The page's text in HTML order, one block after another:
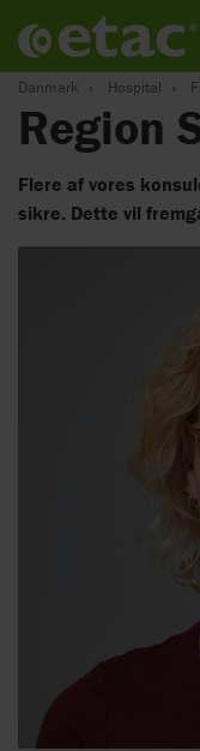
Danmark Hospital
Region
Flere af vores
sikre. Dette vil